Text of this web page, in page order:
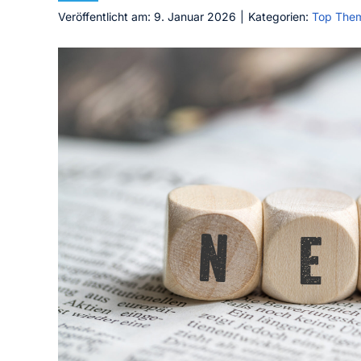
Veröffentlicht am: 9. Januar 2026 Kategorien: Top